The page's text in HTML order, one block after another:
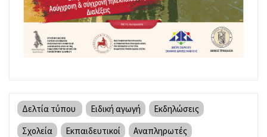
Δελτία τύπου Ειδική αγωγή
Εκδηλώσεις
Σχολεία
Εκπαιδευτικοί
Αναπληρωτές